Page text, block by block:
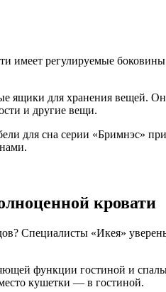
имеет регулируемые
для хранения вещей.
и другие вещи.
для сна серии «Бримнэс»
кровати
Специалисты «Икея»
функции гостиной и
кушетки — в гостиной.